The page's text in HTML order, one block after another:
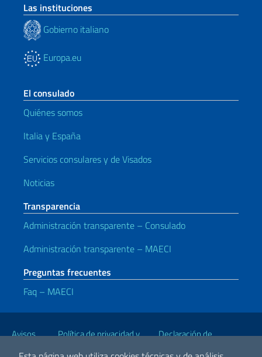
Las instituciones
Gobierno italiano
Europa.eu
El consulado
Quiénes somos
Italia y España
Servicios consulares y de Visados
Noticias
Transparencia
Administración transparente – Consulado
Administración transparente – MAECI
Preguntas frecuentes
Faq – MAECI
Enlaces útiles
Avisos
Política de privacidad y
Declaración de